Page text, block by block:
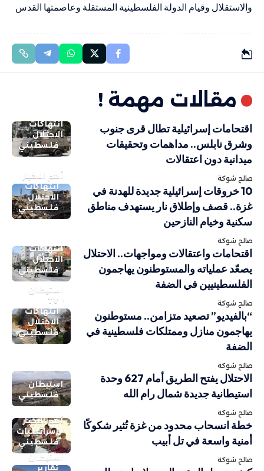
والاستقلال وقيام الدولة الفلسطينية المستقلة وعاصمتها القدس
مقالات مهمة !
انتهاكات
الاحتلال
فلسطيني
اقتحامات إسرائيلية تطال قرى جنوب
وشرق نابلس.. مداهمات وتحقيقات
ميدانية دون اعتقالات
صالح شوكة
أهم الاخبار
انتهاكات
الاحتلال
فلسطيني
10 خروقات إسرائيلية جديدة للهدنة في
غزة.. قصف وإطلاق نار يستهدف مناطق
سكنية وخيام النازحين
صالح شوكة
انتهاكات
الاحتلال
فلسطيني
اقتحامات واعتقالات ومواجهات.. الاحتلال
يصعّد عملياته والمستوطنون يهاجمون
الفلسطينيين في الضفة
صالح شوكة
استيطان
TV
انتهاكات
الاحتلال
فلسطيني
“بالفيديو” تصعيد متزامن.. مستوطنون
يهاجمون منازل وممتلكات فلسطينية في
الضفة
صالح شوكة
استيطان
فلسطيني
الاحتلال يفتح الطريق أمام 627 وحدة
استيطانية جديدة شمال رام الله
صالح شوكة
أهم الاخبار
إسرائيليات
فلسطيني
خطة انسحاب محدود من غزة تُثير شكوكًا
أمنية واسعة في تل أبيب
صالح شوكة
استيطان
تقارير